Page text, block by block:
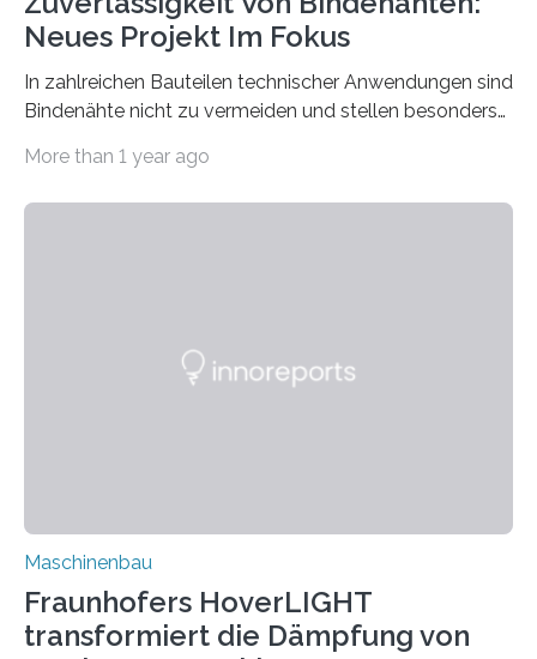
Neues Projekt Im Fokus
In zahlreichen Bauteilen technischer Anwendungen sind
Bindenähte nicht zu vermeiden und stellen besonders
Matrixmaterials eine große Herausforderung dar.
Durch den verstärkten Einsatz von Rezyklaten
More than 1 year ago
Maschinenbau
Fraunhofers HoverLIGHT
transformiert die Dämpfung von